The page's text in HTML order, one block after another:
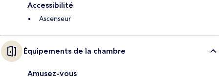
Accessibilité
Ascenseur
Équipements de la chambre
Amusez-vous